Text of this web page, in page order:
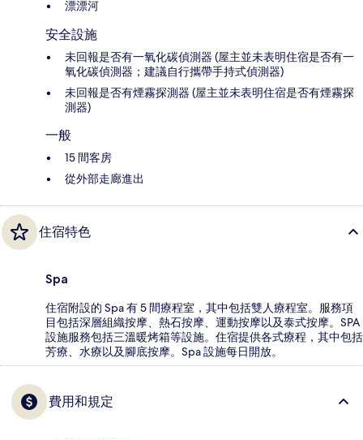
漂漂河
安全設施
未回報是否有一氧化碳偵測器 (屋主並未表明住宿是否有一
氧化碳偵測器；建議自行攜帶手持式偵測器)
未回報是否有煙霧探測器 (屋主並未表明住宿是否有煙霧探
測器)
一般
15 間客房
從外部走廊進出
住宿特色
Spa
住宿附設的 Spa 有 5 間療程室，其中包括雙人療程室。服務項
目包括深層組織按摩、熱石按摩、運動按摩以及泰式按摩。SPA
設施服務包括三溫暖烤箱等設施。住宿提供各式療程，其中包括
芳療、水療以及腳底按摩。Spa 設施每日開放。
費用和規定